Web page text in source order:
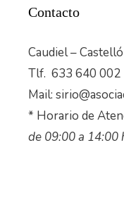
Contacto
Caudiel –
Tlf. 633 640 002
Mail:
* Horario de
de 09:00 a 14:00